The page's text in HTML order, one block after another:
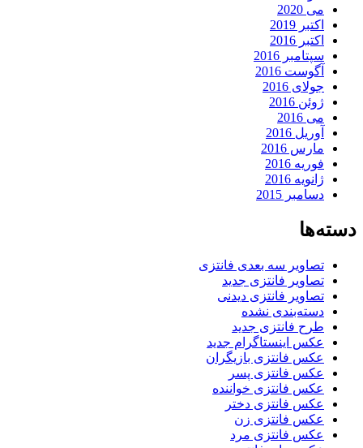
می 2020
اکتبر 2019
اکتبر 2016
سپتامبر 2016
آگوست 2016
جولای 2016
ژوئن 2016
می 2016
آوریل 2016
مارس 2016
فوریه 2016
ژانویه 2016
دسامبر 2015
دسته‌ها
تصاویر سه بعدی فانتزی
تصاویر فانتزی جدید
تصاویر فانتزی دیدنی
دسته‌بندی نشده
طرح فانتزی جدید
عکس اینستاگرام جدید
عکس فانتزی بازیگران
عکس فانتزی پسر
عکس فانتزی خواننده
عکس فانتزی دختر
عکس فانتزی زن
عکس فانتزی مرد